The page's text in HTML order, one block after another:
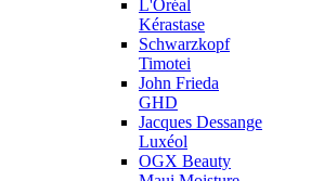
L'Oréal
Kérastase
Schwarzkopf
Timotei
John Frieda
GHD
Jacques Dessange
Luxéol
OGX Beauty